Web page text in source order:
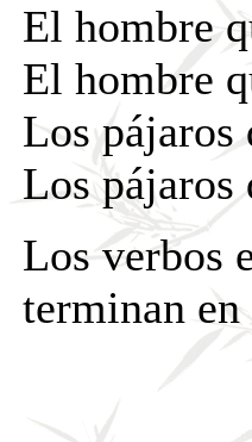
El hombre
El hombre
Los pájaros
Los pájaros
Los verbos
terminan en